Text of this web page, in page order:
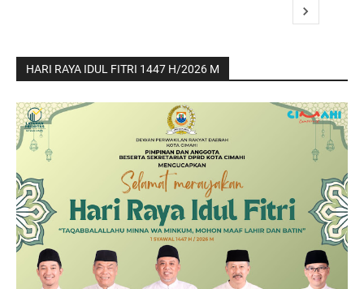
HARI RAYA IDUL FITRI 1447 H/2026 M